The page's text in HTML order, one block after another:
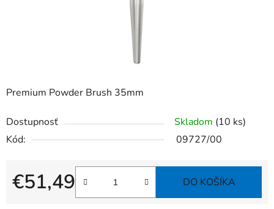
Premium Powder Brush 35mm
Dostupnosť Skladom (10 ks)
Kód:
09727/00
€51,49
Jednotková cena:
DO KOŠÍKA